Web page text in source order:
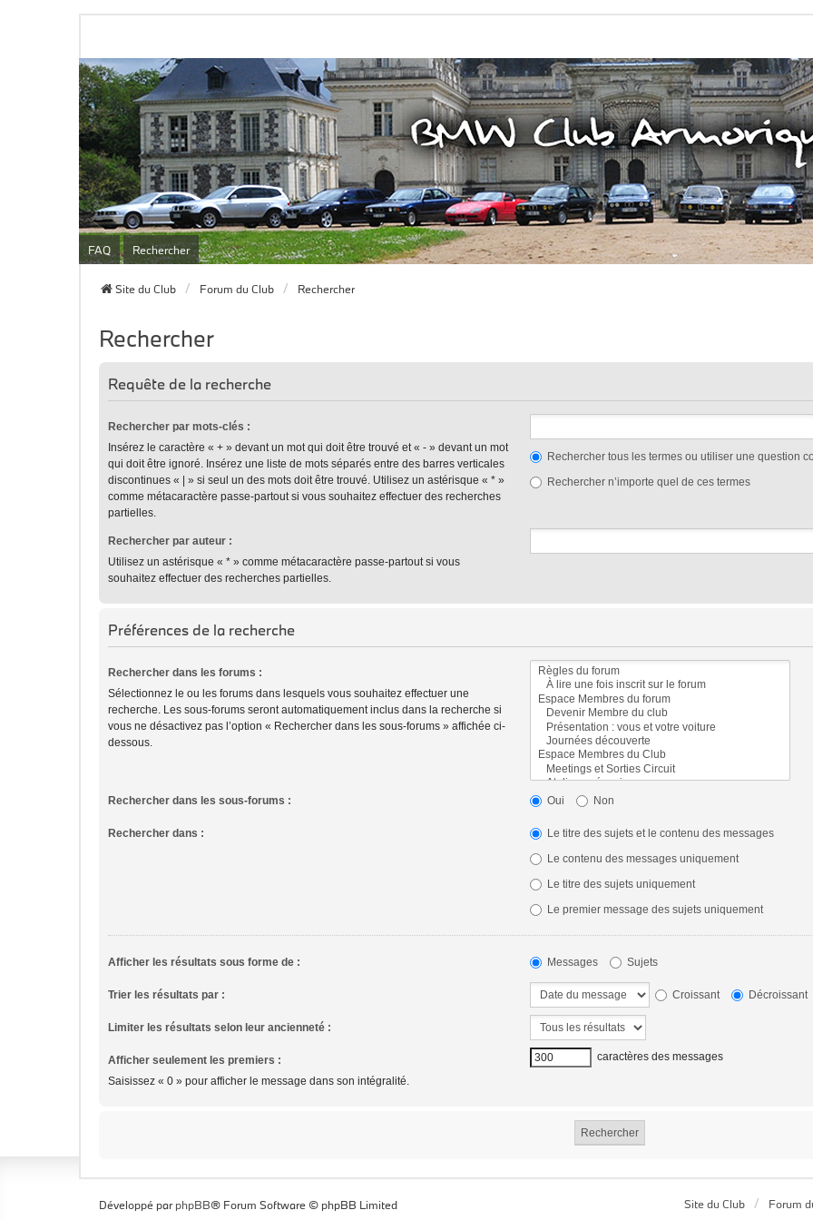
FAQ Rechercher
Site du Club Forum du Club Rechercher
Rechercher
Requête de la recherche
Rechercher par mots-clés :
Insérez le caractère « + » devant un mot qui doit être trouvé et « - » devant un mot
qui doit être ignoré. Insérez une liste de mots séparés entre des barres verticales
discontinues « | » si seul un des mots doit être trouvé. Utilisez un astérisque « * »
comme métacaractère passe-partout si vous souhaitez effectuer des recherches
partielles.
Rechercher tous les termes ou utiliser une question
Rechercher n’importe quel de ces termes
Rechercher par auteur :
Utilisez un astérisque « * » comme métacaractère passe-partout si vous
souhaitez effectuer des recherches partielles.
Préférences de la recherche
Rechercher dans les forums :
Sélectionnez le ou les forums dans lesquels vous souhaitez effectuer une
recherche. Les sous-forums seront automatiquement inclus dans la recherche si
vous ne désactivez pas l’option « Rechercher dans les sous-forums » affichée ci-
dessous.
Rechercher dans les sous-forums : Oui Non
Rechercher dans :
Le titre des sujets et le contenu des messages
Le contenu des messages uniquement
Le titre des sujets uniquement
Le premier message des sujets uniquement
Afficher les résultats sous forme de : Messages Sujets
Trier les résultats par : Croissant Décroissant
Limiter les résultats selon leur ancienneté :
Afficher seulement les premiers :
Saisissez « 0 » pour afficher le message dans son intégralité.
caractères des messages
Site du Club Forum
Développé parphpBB® Forum Software © phpBB Limited